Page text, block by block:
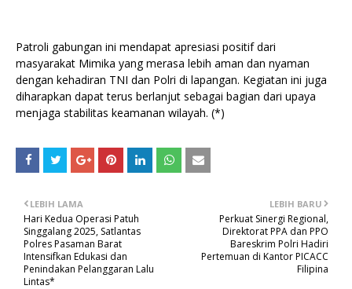
Patroli gabungan ini mendapat apresiasi positif dari
masyarakat Mimika yang merasa lebih aman dan nyaman
dengan kehadiran TNI dan Polri di lapangan. Kegiatan ini juga
diharapkan dapat terus berlanjut sebagai bagian dari upaya
menjaga stabilitas keamanan wilayah. (*)
LEBIH BARU
Perkuat Sinergi Regional,
Direktorat PPA dan PPO
Bareskrim Polri Hadiri
Pertemuan di Kantor PICACC
Filipina
LEBIH LAMA
Hari Kedua Operasi Patuh
Singgalang 2025, Satlantas
Polres Pasaman Barat
Intensifkan Edukasi dan
Penindakan Pelanggaran Lalu
Lintas*